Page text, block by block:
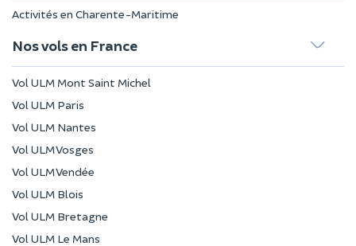
Activités en Charente-Maritime
Nos vols en France
Vol ULM Mont Saint Michel
Vol ULM Paris
Vol ULM Nantes
Vol ULM Vosges
Vol ULM Vendée
Vol ULM Blois
Vol ULM Bretagne
Vol ULM Le Mans